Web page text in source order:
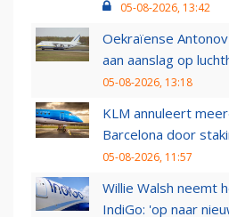
05-08-2026, 13:42
Oekraïense
aan aanslag op
05-08-2026, 13:18
KLM annuleert
Barcelona door
05-08-2026, 11:57
Willie Walsh neemt
IndiGo: 'op naar